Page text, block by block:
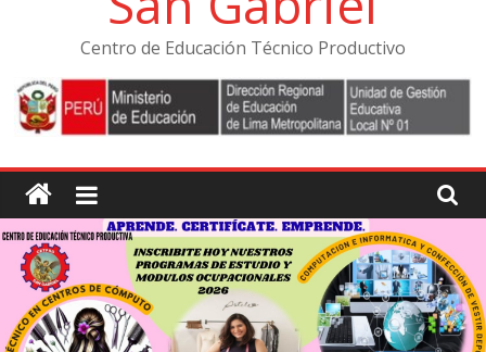
Centro de Educación Técnico Productivo